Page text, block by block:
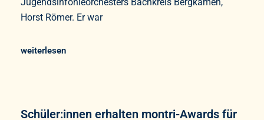
Horst Römer. Er war
weiterlesen
Schüler:innen erhalten montri-Awards für